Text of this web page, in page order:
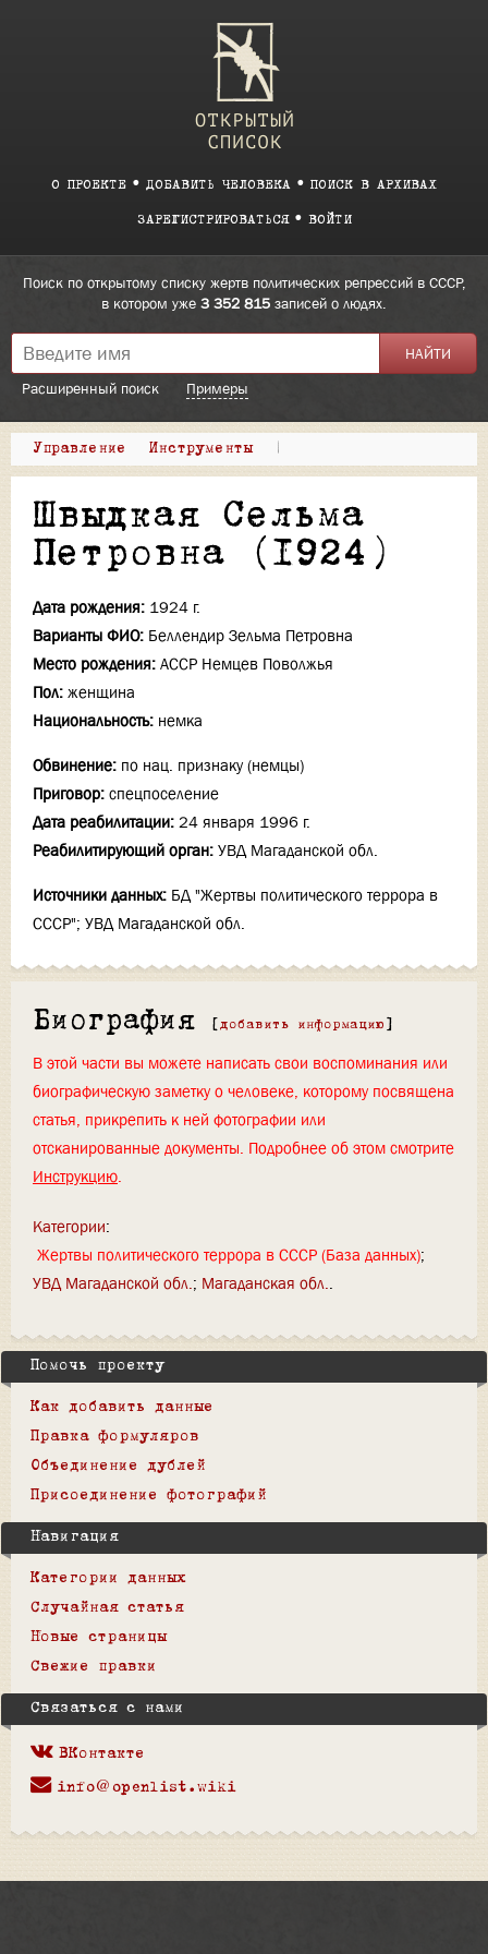
О ПРОЕКТЕ ДОБАВИТЬ ЧЕЛОВЕКА ПОИСК В АРХИВАХ
ЗАРЕГИСТРИРОВАТЬСЯ ВОЙТИ
Поиск по открытому списку жертв политических репрессий в СССР,
в котором уже 3 352 815 записей о людях.
Расширенный поиск Примеры
Управление Инструменты |
Швыдкая Сельма
Петровна (1924)
Дата рождения: 1924 г.
Варианты ФИО: Беллендир Зельма Петровна
Место рождения: АССР Немцев Поволжья
Пол: женщина
Национальность: немка
Обвинение: по нац. признаку (немцы)
Приговор: спецпоселение
Дата реабилитации: 24 января 1996 г.
Реабилитирующий орган: УВД Магаданской обл.
Источники данных: БД "Жертвы политического террора в
СССР"; УВД Магаданской обл.
Биография [ добавить информацию ]
В этой части вы можете написать свои воспоминания или
биографическую заметку о человеке, которому посвящена
статья, прикрепить к ней фотографии или
отсканированные документы. Подробнее об этом смотрите
Инструкцию.
Категории:
Жертвы политического террора в СССР (База данных)
УВД Магаданской обл. Магаданская обл.
Помочь проекту
Как добавить данные
Правка формуляров
Объединение дублей
Присоединение фотографий
Навигация
Категории данных
Случайная статья
Новые страницы
Свежие правки
Связаться с нами
ВКонтакте
info@openlist.wiki